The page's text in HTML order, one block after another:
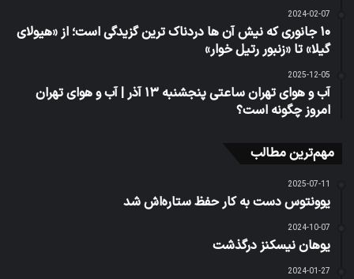
2024-02-07
۱۰ جانوری که نیش آن ها دردناک ترین گزیدگی است؛ از «هیولای
گیلا» تا «زنبور رتیل خوار»
2025-12-05
آب و هوای تهران ساعتی پنجشنبه ۱۳ آذر | آب و هوای تهران
امروز چگونه است؟
مهم‌ترین مطالب
2025-07-11
یوونتوس دست به کار حفظ ستاره‌اش شد
2024-10-07
یوهان نیسکنز درگذشت
2024-01-27